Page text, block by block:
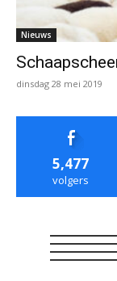
Nieuws
dinsdag 28 mei 2019
5,477
volgers